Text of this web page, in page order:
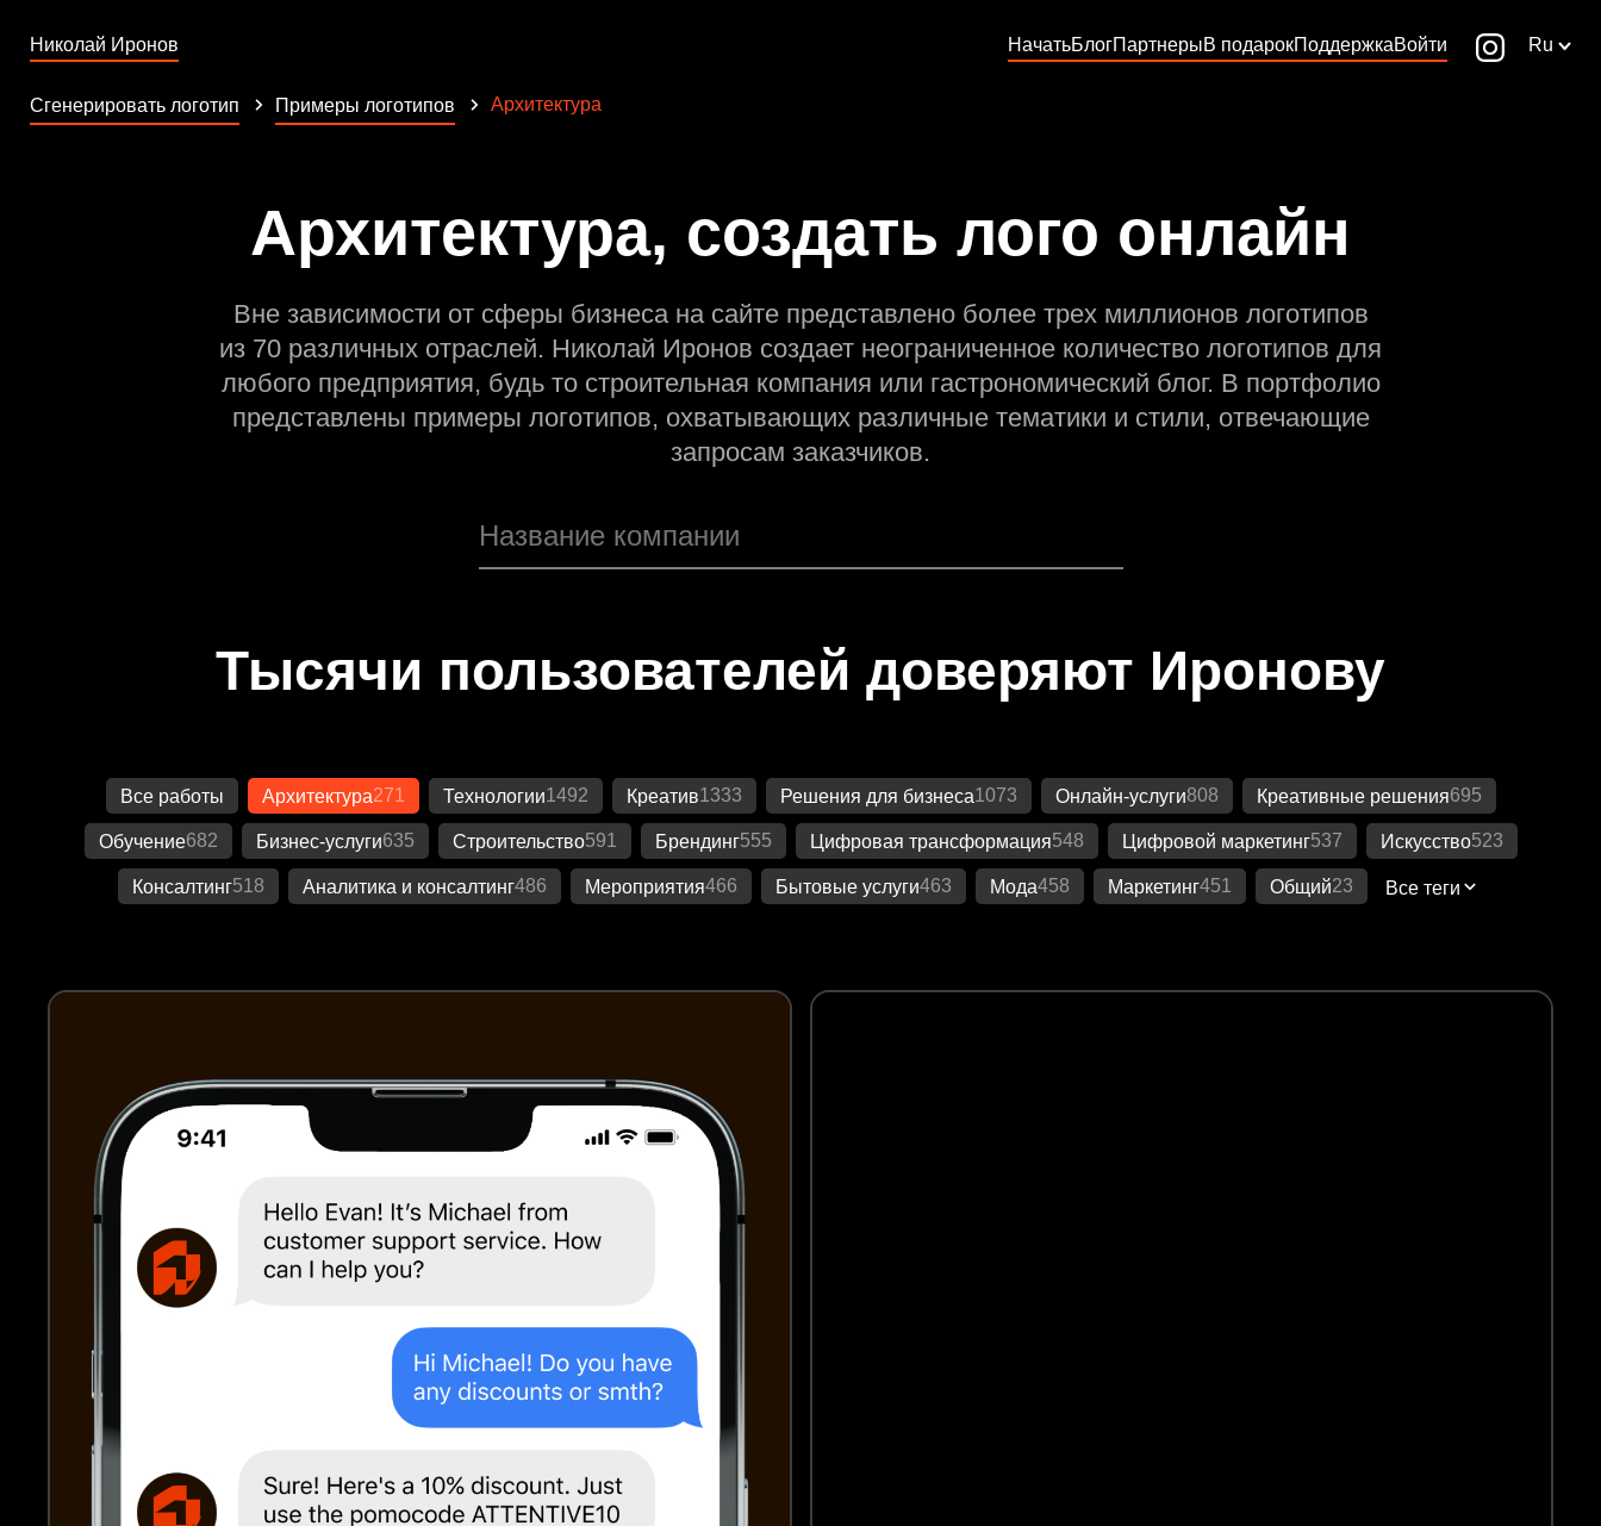
Николай Иронов НачатьБлогПартнерыВ подарокПоддержкаВойти Ru
Сгенерировать логотип Примеры логотипов Архитектура
Архитектура, создать лого онлайн
Вне зависимости от сферы бизнеса на сайте представлено более трех миллионов логотипов
из 70 различных отраслей. Николай Иронов создает неограниченное количество логотипов для
любого предприятия, будь то строительная компания или гастрономический блог. В портфолио
представлены примеры логотипов, охватывающих различные тематики и стили, отвечающие
запросам заказчиков.
Тысячи пользователей доверяют Иронову
Все работы Архитектура271 Технологии1492 Креатив1333 Решения для бизнеса1073 Онлайн-услуги808 Креативные решения695
Обучение682 Бизнес-услуги635 Строительство591 Брендинг555 Цифровая трансформация548 Цифровой маркетинг537 Искусство523
Консалтинг518 Аналитика и консалтинг486 Мероприятия466 Бытовые услуги463 Мода458 Маркетинг451 Общий23 Все теги